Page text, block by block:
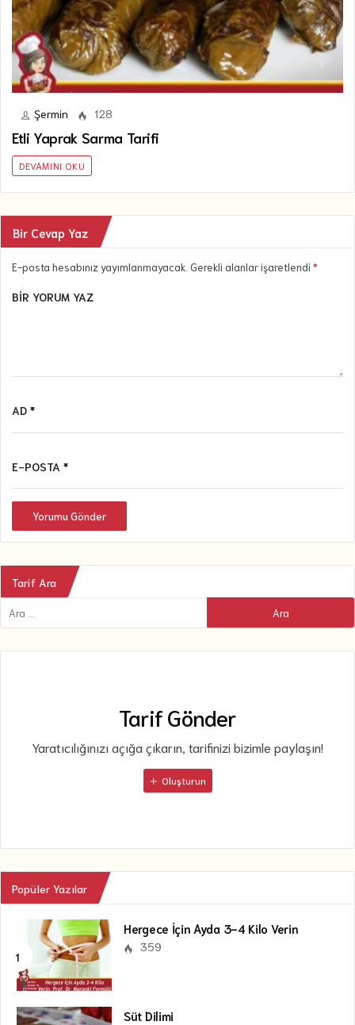
Şermin 128
Etli Yaprak Sarma Tarifi
DEVAMINI OKU
Bir Cevap Yaz
E-posta hesabınız yayımlanmayacak. Gerekli alanlar işaretlendi *
BIR YORUM YAZ
AD *
E-POSTA *
Yorumu Gönder
Tarif Ara
Tarif Gönder
Yaratıcılığınızı açığa çıkarın, tarifinizi bizimle paylaşın!
Oluşturun
Popüler Yazılar
Hergece İçin Ayda 3-4 Kilo Verin
359
Süt Dilimi